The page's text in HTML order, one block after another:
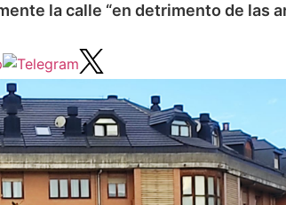
la calle “en detrimento de las